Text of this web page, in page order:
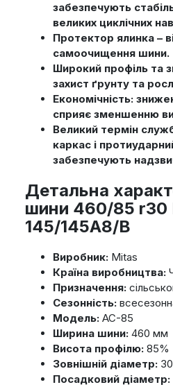
забезпечують
великих циклічних
Протектор ялинка –
самоочищення шини.
Широкий профіль та
захист ґрунту та
Економічність:
сприяє зменшенню
Великий термін
каркас і
забезпечують
Детальна
шини 460/85 r30
145/145A8/B
Виробник:Mitas
Країна виробництва:
Призначення:
Сезонність:
Модель:AC-85
Ширина шини:460 мм
Висота профілю:85%
Зовнішній діаметр:30
Посадковий діаметр: